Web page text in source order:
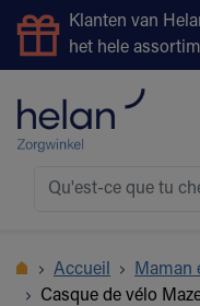
Klanten van
het hele
Accueil Maman
Casque de vélo